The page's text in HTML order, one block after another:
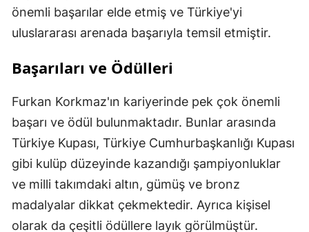
önemli başarılar elde etmiş ve Türkiye'yi
uluslararası arenada başarıyla temsil etmiştir.
Başarıları ve Ödülleri
Furkan Korkmaz'ın kariyerinde pek çok önemli
başarı ve ödül bulunmaktadır. Bunlar arasında
Türkiye Kupası, Türkiye Cumhurbaşkanlığı Kupası
gibi kulüp düzeyinde kazandığı şampiyonluklar
ve milli takımdaki altın, gümüş ve bronz
madalyalar dikkat çekmektedir. Ayrıca kişisel
olarak da çeşitli ödüllere layık görülmüştür.